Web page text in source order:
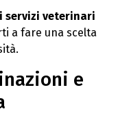
servizi veterinari
a fare una scelta
e